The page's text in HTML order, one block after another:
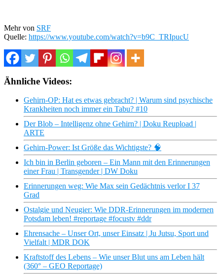
Mehr von SRF
Quelle: https://www.youtube.com/watch?v=b9C_TRIpucU
Ähnliche Videos:
Gehirn-OP: Hat es etwas gebracht? | Warum sind psychische
Krankheiten noch immer ein Tabu? #10
Der Blob – Intelligenz ohne Gehirn? | Doku Reupload |
ARTE
Gehirn-Power: Ist Größe das Wichtigste? 🧠
Ich bin in Berlin geboren – Ein Mann mit den Erinnerungen
einer Frau | Transgender | DW Doku
Erinnerungen weg: Wie Max sein Gedächtnis verlor I 37
Grad
Ostalgie und Neugier: Wie DDR-Erinnerungen im modernen
Potsdam leben! #reportage #focustv #ddr
Ehrensache – Unser Ort, unser Einsatz | Ju Jutsu, Sport und
Vielfalt | MDR DOK
Kraftstoff des Lebens – Wie unser Blut uns am Leben hält
(360° – GEO Reportage)